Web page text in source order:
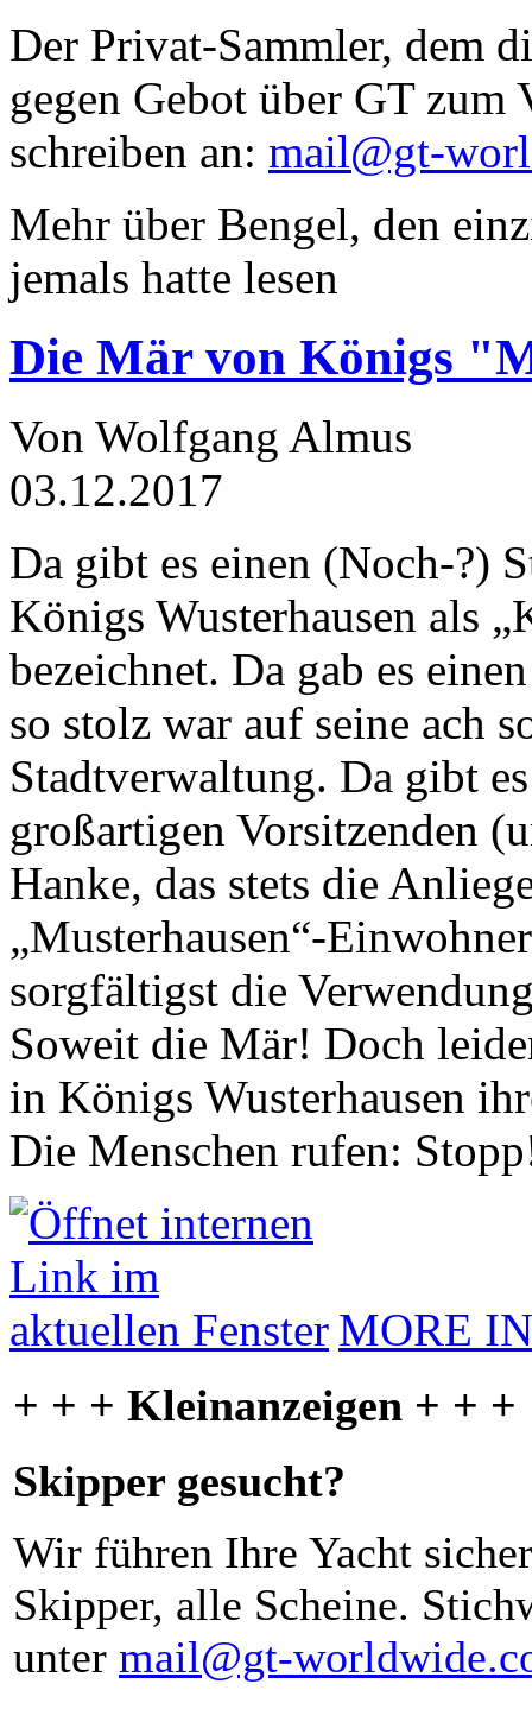
Der Privat-Sammler, dem
gegen Gebot über GT zum
schreiben an: mail@gt-
Mehr über Bengel, den
jemals hatte lesen
Die Mär von Königs
Von Wolfgang Almus
03.12.2017
Da gibt es einen (Noch-?)
Königs Wusterhausen als
bezeichnet. Da gab es
so stolz war auf seine ach
Stadtverwaltung. Da gibt
großartigen Vorsitzenden
Hanke, das stets die
„Musterhausen“-
sorgfältigst die
Soweit die Mär! Doch
in Königs Wusterhausen
Die Menschen rufen:
MORE
+ + + Kleinanzeigen + + +
Skipper gesucht?
Wir führen Ihre Yacht
Skipper, alle Scheine.
unter mail@gt-